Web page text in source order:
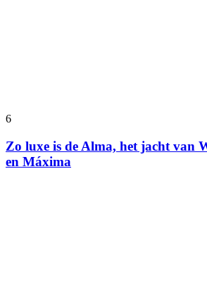
6
Zo luxe is de Alma, het jacht van
en Máxima